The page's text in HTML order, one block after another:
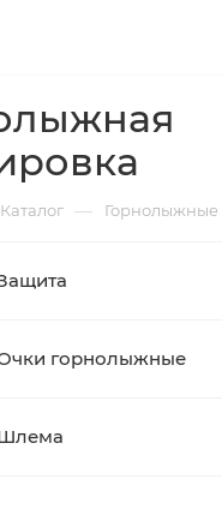
Каталог — Горнолыжные
горнолыжные